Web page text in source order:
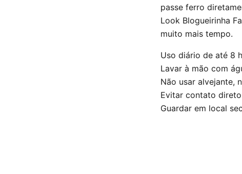
passe ferro
Look Blogueirinha
muito mais tempo.
Uso diário de até 8
Lavar à mão com
Não usar alvejante,
Evitar contato
Guardar em local